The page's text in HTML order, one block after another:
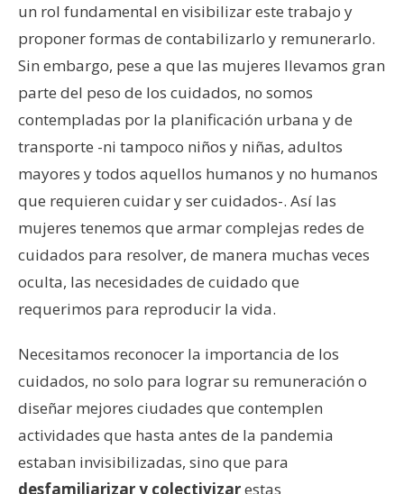
un rol fundamental en visibilizar este trabajo y
proponer formas de contabilizarlo y remunerarlo.
Sin embargo, pese a que las mujeres llevamos gran
parte del peso de los cuidados, no somos
contempladas por la planificación urbana y de
transporte -ni tampoco niños y niñas, adultos
mayores y todos aquellos humanos y no humanos
que requieren cuidar y ser cuidados-. Así las
mujeres tenemos que armar complejas redes de
cuidados para resolver, de manera muchas veces
oculta, las necesidades de cuidado que
requerimos para reproducir la vida.
Necesitamos reconocer la importancia de los
cuidados, no solo para lograr su remuneración o
diseñar mejores ciudades que contemplen
actividades que hasta antes de la pandemia
estaban invisibilizadas, sino que para
desfamiliarizar y colectivizarestas